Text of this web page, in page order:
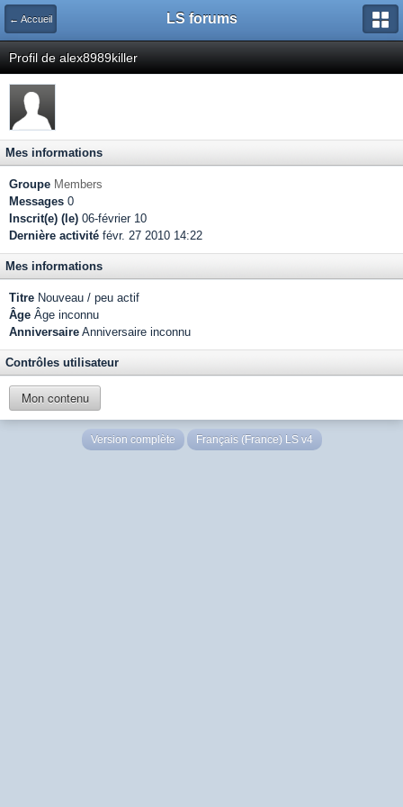
← Accueil LS forums
Profil de alex8989killer
Mes informations
Groupe Members
Messages 0
Inscrit(e) (le) 06-février 10
Dernière activité févr. 27 2010 14:22
Mes informations
Titre Nouveau / peu actif
Âge Âge inconnu
Anniversaire Anniversaire inconnu
Contrôles utilisateur
Mon contenu
Version complète Français (France) LS v4